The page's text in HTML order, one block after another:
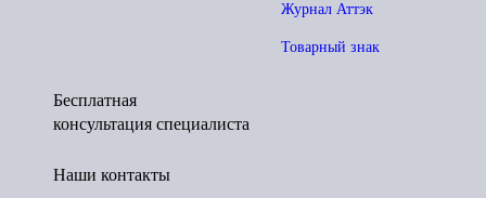
Журнал Аттэк
Товарный знак
Бесплатная
консультация специалиста
Наши контакты